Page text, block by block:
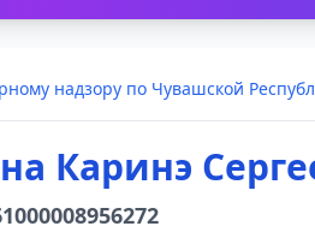
надзору по Чувашской
Каринэ